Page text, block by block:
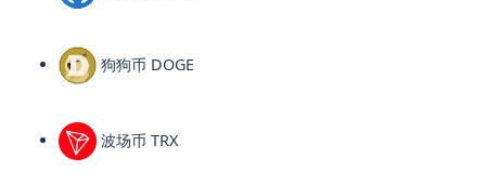
狗狗币 DOGE
波场币 TRX